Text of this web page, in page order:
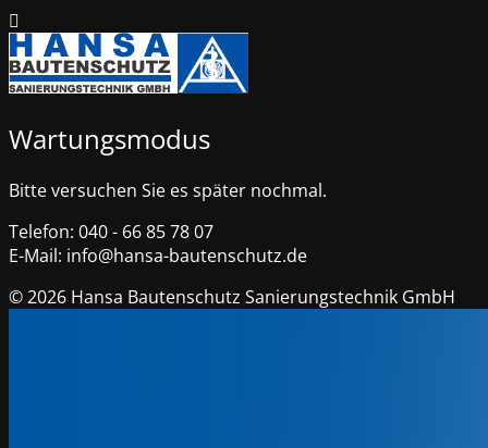
Wartungsmodus
Bitte versuchen Sie es später nochmal.
Telefon: 040 - 66 85 78 07
E-Mail: info@hansa-bautenschutz.de
© 2026 Hansa Bautenschutz Sanierungstechnik GmbH